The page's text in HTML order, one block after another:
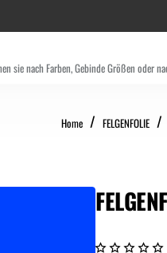
Home home FELGENFOLIE